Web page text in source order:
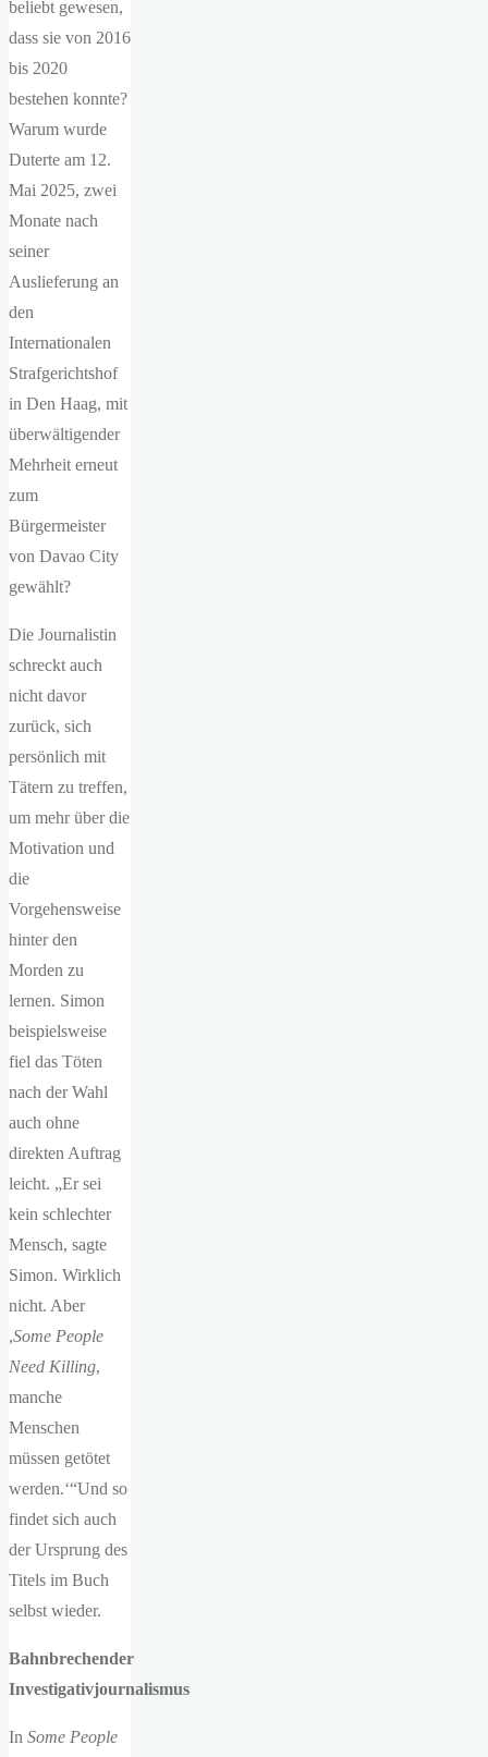
beliebt gewesen,
dass sie von 2016
bis 2020
bestehen konnte?
Warum wurde
Duterte am 12.
Mai 2025, zwei
Monate nach
seiner
Auslieferung an
den
Internationalen
Strafgerichtshof
in Den Haag, mit
überwältigender
Mehrheit erneut
zum
Bürgermeister
von Davao City
gewählt?
Die Journalistin
schreckt auch
nicht davor
zurück, sich
persönlich mit
Tätern zu treffen,
um mehr über die
Motivation und
die
Vorgehensweise
hinter den
Morden zu
lernen. Simon
beispielsweise
fiel das Töten
nach der Wahl
auch ohne
direkten Auftrag
leicht. „Er sei
kein schlechter
Mensch, sagte
Simon. Wirklich
nicht. Aber
,Some People
Need Killing,
manche
Menschen
müssen getötet
werden.‘“Und so
findet sich auch
der Ursprung des
Titels im Buch
selbst wieder.
Bahnbrechender
Investigativjournalismus
In Some People